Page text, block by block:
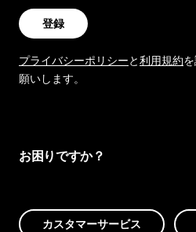
登録
プライバシーポリシーと利用規約
願いします。
お困りですか？
カスタマーサービス